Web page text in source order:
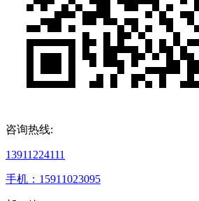
咨询热线:
13911224111
手机：15911023095